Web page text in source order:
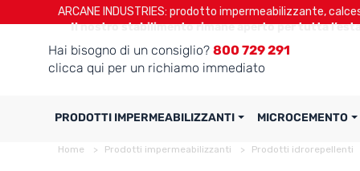
ARCANE INDUSTRIES: prodotto impermeabilizzante,
Il nostro stabilimento rimane aperto per tutta
Hai bisogno di un consiglio? 800 729 291
clicca qui per un richiamo immediato
PRODOTTI IMPERMEABILIZZANTI MICROCEMENTO
Home Prodotti impermeabilizzanti Prodotti idrorepellenti